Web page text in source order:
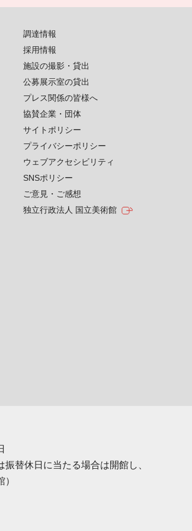
調達情報
採用情報
施設の撮影・貸出
公募展示室の貸出
プレス関係の皆様へ
協賛企業・団体
サイトポリシー
プライバシーポリシー
ウェブアクセシビリティ
SNSポリシー
ご意見・ご感想
独立行政法人 国立美術館
振替休日に当たる場合は開館し、